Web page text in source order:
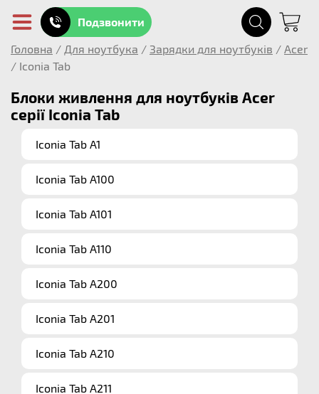
Подзвонити
Головна / Для ноутбука / Зарядки для ноутбуків / Acer
/ Iconia Tab
Блоки живлення для ноутбуків Acer
серії Iconia Tab
Iconia Tab A1
Iconia Tab A100
Iconia Tab A101
Iconia Tab A110
Iconia Tab A200
Iconia Tab A201
Iconia Tab A210
Iconia Tab A211